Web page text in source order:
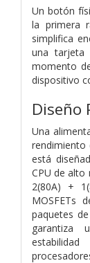
Un botón
la primera
simplifica
una tarjeta
momento
dispositivo
Diseño
Una
rendimiento
está
CPU de alto
2(80A) +
MOSFETs
paquetes
garantiza